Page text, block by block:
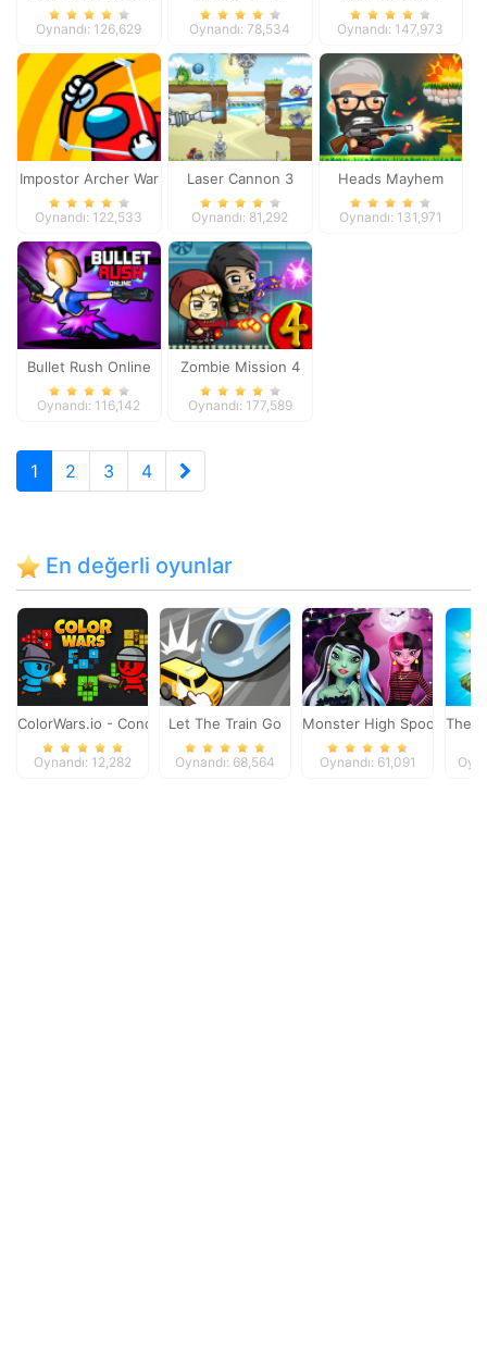
Oynandı: 126,629 Oynandı: 78,534
Remastered
Oynandı: 147,973
Impostor Archer War
Oynandı: 122,533
Laser Cannon 3
Oynandı: 81,292
Heads Mayhem
Oynandı: 131,971
Bullet Rush Online
Oynandı: 116,142
Zombie Mission 4
Oynandı: 177,589
1 2 3 4
En değerli oyunlar
ColorWars.io - Conquest Game
Oynandı: 12,282
Let The Train Go
Oynandı: 68,564
Monster High Spooky
Oynandı: 61,091
The